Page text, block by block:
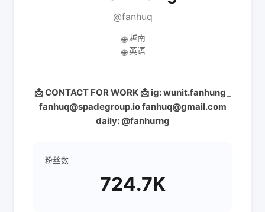
@fanhuq
🌐 越南
🌐 英语
📩 CONTACT FOR WORK 📩 ig: wunit.fanhung_
fanhuq@spadegroup.io fanhuq@gmail.com
daily: @fanhurng
粉丝数
724.7K